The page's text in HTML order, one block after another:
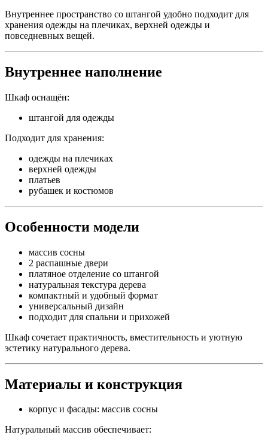
Внутреннее пространство со штангой удобно подходит для
хранения одежды на плечиках, верхней одежды и
повседневных вещей.
Внутреннее наполнение
Шкаф оснащён:
штангой для одежды
Подходит для хранения:
одежды на плечиках
верхней одежды
платьев
рубашек и костюмов
Особенности модели
массив сосны
2 распашные двери
платяное отделение со штангой
натуральная текстура дерева
компактный и удобный формат
универсальный дизайн
подходит для спальни и прихожей
Шкаф сочетает практичность, вместительность и уютную
эстетику натурального дерева.
Материалы и конструкция
корпус и фасады: массив сосны
Натуральный массив обеспечивает: